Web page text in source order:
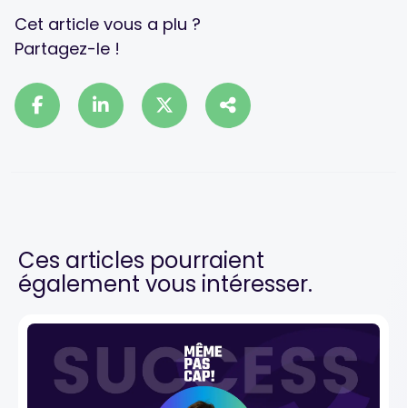
Cet article vous a plu ?
Partagez-le !
Ces articles pourraient
également vous intéresser.